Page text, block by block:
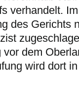
verhandelt.
des Gerichts
dem
wird dort